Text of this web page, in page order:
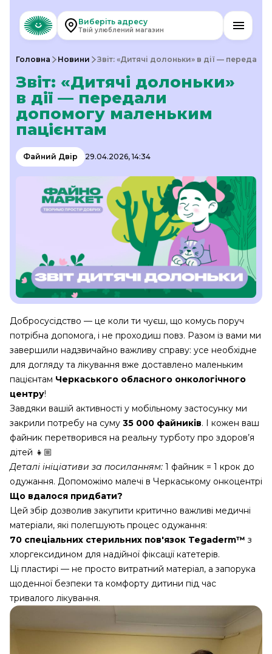
Виберіть адресу
Твій улюблений магазин
Головна Новини Звіт: «Дитячі долоньки» в дії —
Звіт: «Дитячі долоньки»
в дії — передали
допомогу маленьким
пацієнтам
Файний Двір 29.04.2026, 14:34
Добросусідство — це коли ти чуєш, що комусь поруч
потрібна допомога, і не проходиш повз. Разом із вами ми
завершили надзвичайно важливу справу: усе необхідне
для догляду та лікування вже доставлено маленьким
пацієнтам Черкаського обласного онкологічного
центру!
Завдяки вашій активності у мобільному застосунку ми
закрили потребу на суму 35 000 файників. І кожен ваш
файник перетворився на реальну турботу про здоров’я
дітей 👧🏼
Деталі ініціативи за посиланням: 1 файник = 1 крок до
одужання. Допоможімо малечі в Черкаському онкоцентрі
Що вдалося придбати?
Цей збір дозволив закупити критично важливі медичні
матеріали, які полегшують процес одужання:
70 спеціальних стерильних пов'язок Tegaderm™ з
хлоргексидином для надійної фіксації катетерів.
Ці пластирі — не просто витратний матеріал, а запорука
щоденної безпеки та комфорту дитини під час
тривалого лікування.